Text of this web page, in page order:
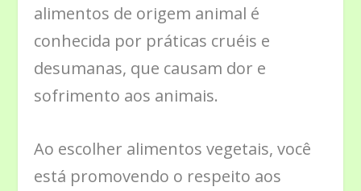
alimentos de origem animal é
conhecida por práticas cruéis e
desumanas, que causam dor e
sofrimento aos animais.
Ao escolher alimentos vegetais, você
está promovendo o respeito aos